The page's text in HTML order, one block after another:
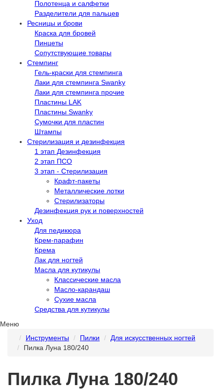
Полотенца и салфетки
Разделители для пальцев
Ресницы и брови
Краска для бровей
Пинцеты
Сопутствующие товары
Стемпинг
Гель-краски для стемпинга
Лаки для стемпинга Swanky
Лаки для стемпинга прочие
Пластины LAK
Пластины Swanky
Сумочки для пластин
Штампы
Стерилизация и дезинфекция
1 этап Дезинфекция
2 этап ПСО
3 этап - Стерилизация
Крафт-пакеты
Металлические лотки
Стерилизаторы
Дезинфекция рук и поверхностей
Уход
Для педикюра
Крем-парафин
Крема
Лак для ногтей
Масла для кутикулы
Классические масла
Масло-карандаш
Сухие масла
Средства для кутикулы
Меню
Инструменты
Пилки
Для искусственных ногтей
Пилка Луна 180/240
Пилка Луна 180/240